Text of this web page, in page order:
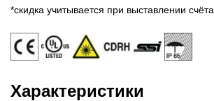
*скидка учитывается при выставлении счёта
Характеристики